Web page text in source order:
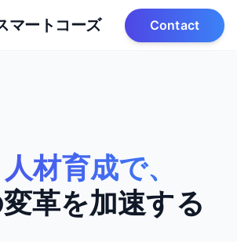
マートコーズ Contact
材育成で、
革を加速する